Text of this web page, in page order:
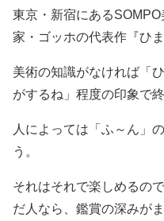
東京・新宿にある
家・ゴッホの代表作『ひ
美術の知識がなければ「
がするね」程度の印象で
人によっては「ふ～ん」
う。
それはそれで楽しめるの
だ人なら、鑑賞の深みが